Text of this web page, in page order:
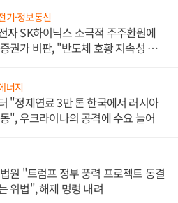
기·정보통신
자 SK하이닉스 소극적 주주환원에
권가 비판, "반도체 호황 지속성 의
너지
"정제연료 3만 톤 한국에서 러시아
", 우크라이나의 공격에 수요 늘어
원 "트럼프 정부 풍력 프로젝트 동결
위법", 해제 명령 내려